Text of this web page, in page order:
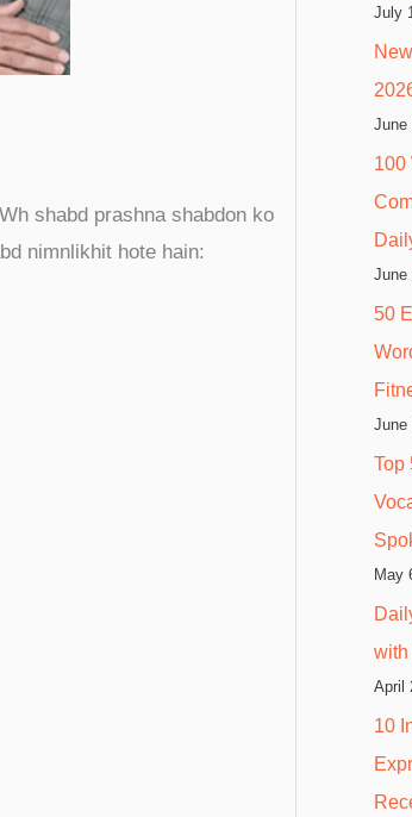
shabd prashna shabdon ko
nimnlikhit hote hain:
July
June
100
June
50
June
Top
May
with
April
10